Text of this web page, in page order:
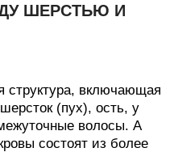
ШЕРСТЬЮ И
структура, включающая
(пух), ость, у
волосы. А
состоят из более